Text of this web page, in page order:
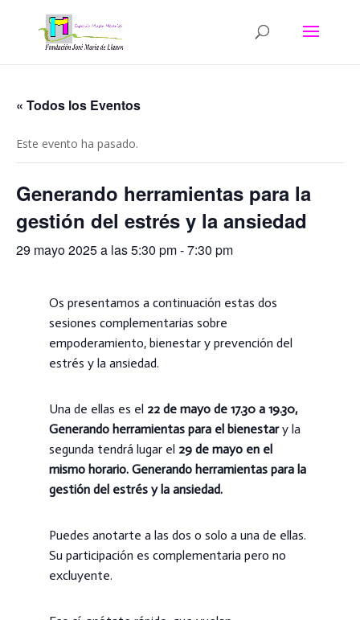
« Todos los Eventos
Este evento ha pasado.
Generando herramientas para la
gestión del estrés y la ansiedad
29 mayo 2025 a las 5:30 pm-7:30 pm
Os presentamos a continuación estas dos
sesiones complementarias sobre
empoderamiento, bienestar y prevención del
estrés y la ansiedad.
Una de ellas es el 22 de mayo de 17.30 a 19.30,
Generando herramientas para el bienestary la
segunda tendrá lugar el 29 de mayo en el
mismo horario. Generando herramientas para la
gestión del estrés y la ansiedad.
Puedes anotarte a las dos o solo a una de ellas.
Su participación es complementaria pero no
excluyente.